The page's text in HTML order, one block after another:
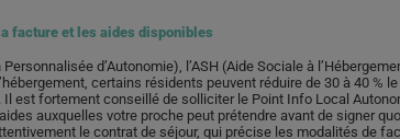
facture et les aides disponibles
d’Autonomie), l’ASH (Aide Sociale à
certains résidents peuvent réduire de 30 à 40 %
est fortement conseillé de solliciter le Point Info Local
auxquelles votre proche peut prétendre avant de signer
le contrat de séjour, qui précise les modalités de